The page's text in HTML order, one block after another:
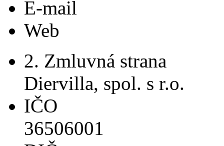
E-mail
Web
2. Zmluvná strana
Diervilla, spol. s r.o.
IČO
36506001